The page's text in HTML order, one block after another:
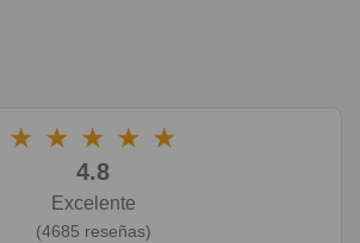
★ ★ ★ ★ ★
4.8
Excelente
(4685 reseñas)